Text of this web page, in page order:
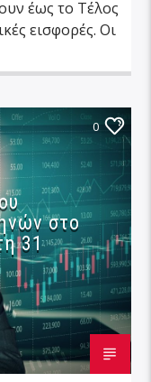
έως το Τέλος
εισφορές. Οι
0
στο
31